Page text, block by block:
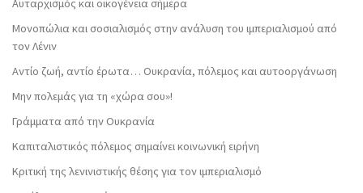
Αυταρχισμός και οικογένεια σήμερα
Μονοπώλια και σοσιαλισμός στην ανάλυση του ιμπεριαλισμού από
τον Λένιν
Αντίο ζωή, αντίο έρωτα… Ουκρανία, πόλεμος και αυτοοργάνωση
Μην πολεμάς για τη «χώρα σου»!
Γράμματα από την Ουκρανία
Καπιταλιστικός πόλεμος σημαίνει κοινωνική ειρήνη
Κριτική της λενινιστικής θέσης για τον ιμπεριαλισμό